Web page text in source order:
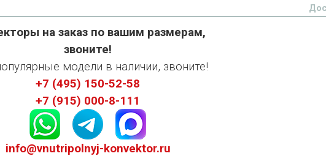
на заказ по вашим размерам,
звоните!
модели в наличии, звоните!
+7 (495) 150-52-58
+7 (915) 000-8-111
info@vnutripolnyj-konvektor.ru